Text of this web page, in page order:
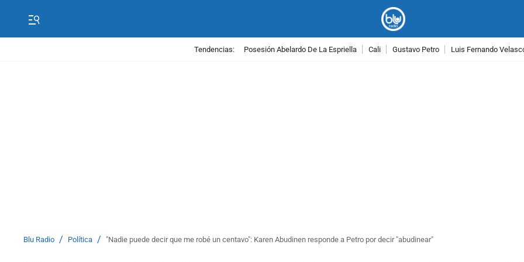
Tendencias: Posesión Abelardo De La Espriella Cali Gustavo Petro Luis Fernando
Blu Radio / Política / "Nadie puede decir que me robé un centavo": Karen Abudinen responde a Petro por decir "abudinear"